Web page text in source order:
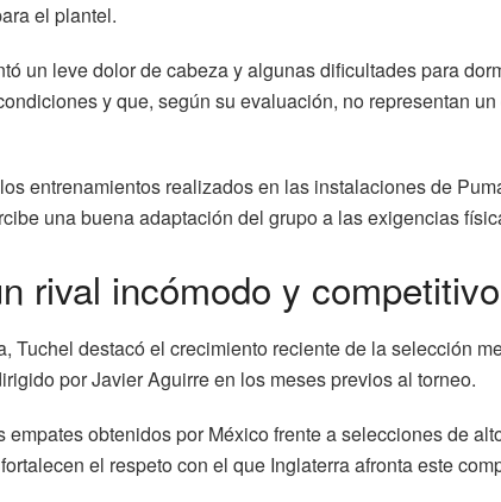
el plantel.
un leve dolor de cabeza y algunas dificultades para
y que, según su evaluación, no representan
entrenamientos realizados en las instalaciones de
una buena adaptación del grupo a las exigencias
rival incómodo y competitivo
Tuchel destacó el crecimiento reciente de la selección
por Javier Aguirre en los meses previos al torneo.
obtenidos por México frente a selecciones de
el respeto con el que Inglaterra afronta este